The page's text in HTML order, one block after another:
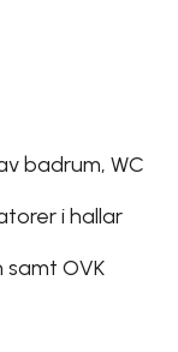
badrum, WC
i hallar
samt OVK